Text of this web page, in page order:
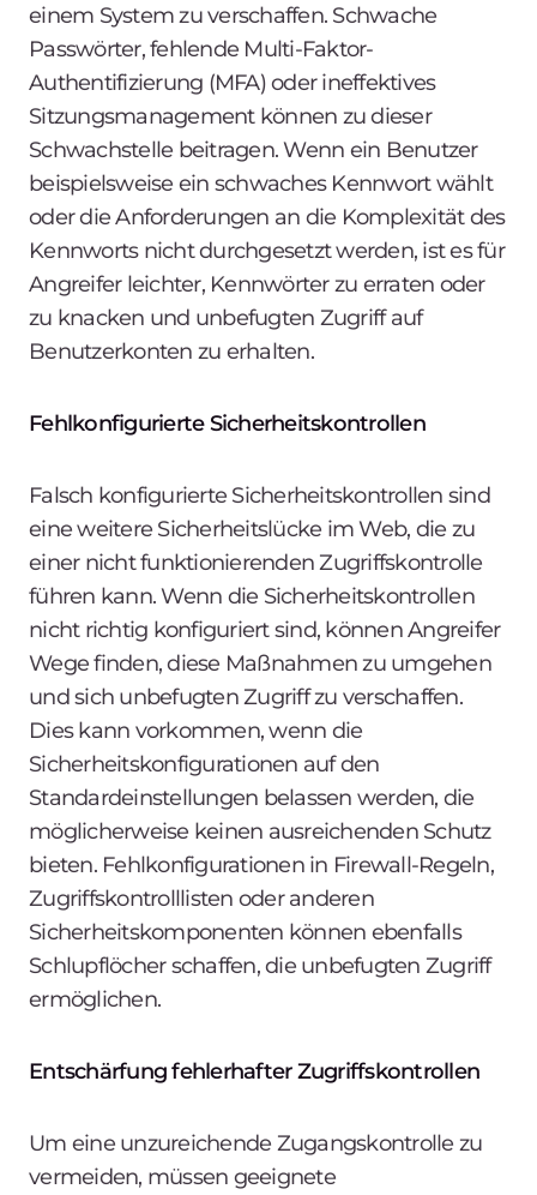
einem System zu verschaffen. Schwache
Passwörter, fehlende Multi-Faktor-
Authentifizierung (MFA) oder ineffektives
Sitzungsmanagement können zu dieser
Schwachstelle beitragen. Wenn ein Benutzer
beispielsweise ein schwaches Kennwort wählt
oder die Anforderungen an die Komplexität des
Kennworts nicht durchgesetzt werden, ist es für
Angreifer leichter, Kennwörter zu erraten oder
zu knacken und unbefugten Zugriff auf
Benutzerkonten zu erhalten.
Fehlkonfigurierte Sicherheitskontrollen
Falsch konfigurierte Sicherheitskontrollen sind
eine weitere Sicherheitslücke im Web, die zu
einer nicht funktionierenden Zugriffskontrolle
führen kann. Wenn die Sicherheitskontrollen
nicht richtig konfiguriert sind, können Angreifer
Wege finden, diese Maßnahmen zu umgehen
und sich unbefugten Zugriff zu verschaffen.
Dies kann vorkommen, wenn die
Sicherheitskonfigurationen auf den
Standardeinstellungen belassen werden, die
möglicherweise keinen ausreichenden Schutz
bieten. Fehlkonfigurationen in Firewall-Regeln,
Zugriffskontrolllisten oder anderen
Sicherheitskomponenten können ebenfalls
Schlupflöcher schaffen, die unbefugten Zugriff
ermöglichen.
Entschärfung fehlerhafter Zugriffskontrollen
Um eine unzureichende Zugangskontrolle zu
vermeiden, müssen geeignete